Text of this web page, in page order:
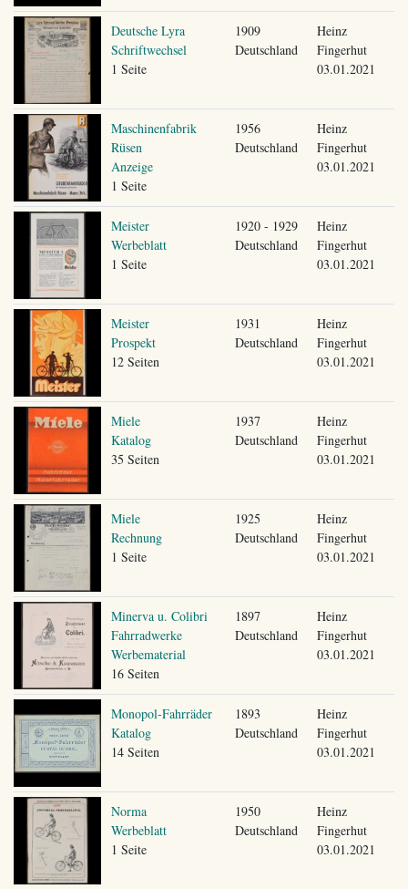
Deutsche Lyra
Schriftwechsel
1 Seite
1909
Deutschland
Heinz
Fingerhut
03.01.2021
Maschinenfabrik
Rüsen
Anzeige
1 Seite
1956
Deutschland
Heinz
Fingerhut
03.01.2021
Meister
Werbeblatt
1 Seite
1920 - 1929
Deutschland
Heinz
Fingerhut
03.01.2021
Meister
Prospekt
12 Seiten
1931
Deutschland
Heinz
Fingerhut
03.01.2021
Miele
Katalog
35 Seiten
1937
Deutschland
Heinz
Fingerhut
03.01.2021
Miele
Rechnung
1 Seite
1925
Deutschland
Heinz
Fingerhut
03.01.2021
Minerva u. Colibri
Fahrradwerke
Werbematerial
16 Seiten
1897
Deutschland
Heinz
Fingerhut
03.01.2021
Monopol-Fahrräder
Katalog
14 Seiten
1893
Deutschland
Heinz
Fingerhut
03.01.2021
Norma
Werbeblatt
1 Seite
1950
Deutschland
Heinz
Fingerhut
03.01.2021